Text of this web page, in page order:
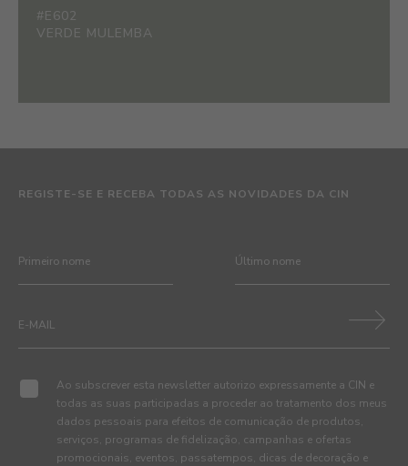
#E602
VERDE MULEMBA
REGISTE-SE E RECEBA TODAS AS NOVIDADES DA CIN
Ao subscrever esta newsletter autorizo expressamente a CIN e
todas as suas participadas a proceder ao tratamento dos meus
dados pessoais para efeitos de comunicação de produtos,
serviços, programas de fidelização, campanhas e ofertas
promocionais, eventos, passatempos, dicas de decoração e